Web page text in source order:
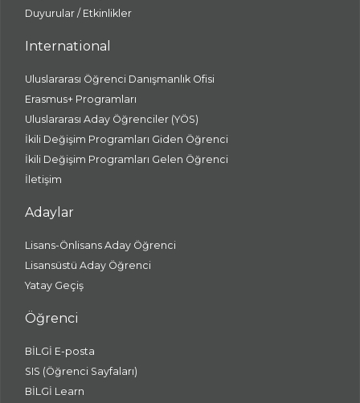
Duyurular / Etkinlikler
International
Uluslararası Öğrenci Danışmanlık Ofisi
Erasmus+ Programları
Uluslararası Aday Öğrenciler (YÖS)
İkili Değişim Programları Giden Öğrenci
İkili Değişim Programları Gelen Öğrenci
İletişim
Adaylar
Lisans-Önlisans Aday Öğrenci
Lisansüstü Aday Öğrenci
Yatay Geçiş
Öğrenci
BİLGİ E-posta
SIS (Öğrenci Sayfaları)
BİLGİ Learn